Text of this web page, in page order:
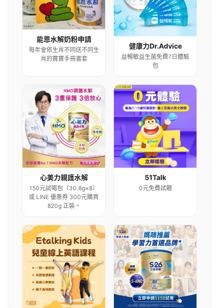
能恩水解奶粉申請
每年會依生肖不同送不同生
肖的寶寶手冊書套
健康力Dr.Advice
益暢敏益生菌免費7日體驗
包
心美力親護水解
150元試喝包（30.8g×8）
或 LINE 優惠券 300元購買
820g 正裝。
51Talk
0元免費試聽